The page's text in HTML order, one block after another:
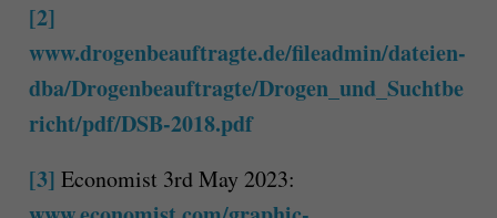
[2]
www.drogenbeauftragte.de/fileadmin/dateien-
dba/Drogenbeauftragte/Drogen_und_Suchtbe
richt/pdf/DSB-2018.pdf
[3] Economist 3rd May 2023: